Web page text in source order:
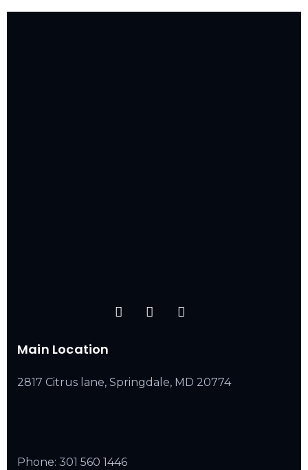
Main Location
2817 Citrus lane, Springdale, MD 20774
Phone: 301 560 1446